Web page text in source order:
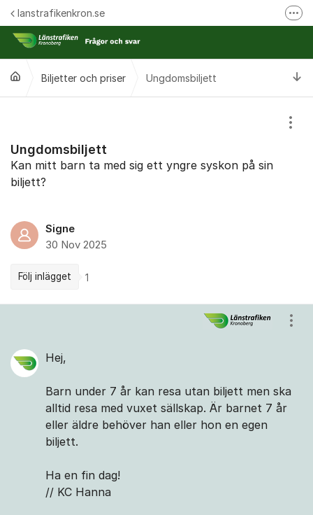
Hoppa till innehåll
lanstrafikenkron.se
Länstrafiken Kronobergs webbplats
Biljetter och priser Ungdomsbiljett
Ungdomsbiljett
Kan mitt barn ta med sig ett yngre syskon på sin ​
biljett?
Signe
30 Nov 2025
Följ inlägget 1
Hej,
Barn under 7 år kan resa utan biljett men ska
alltid resa med vuxet sällskap. Är barnet 7 år
eller äldre behöver han eller hon en egen
biljett.
Ha en fin dag!
// KC Hanna